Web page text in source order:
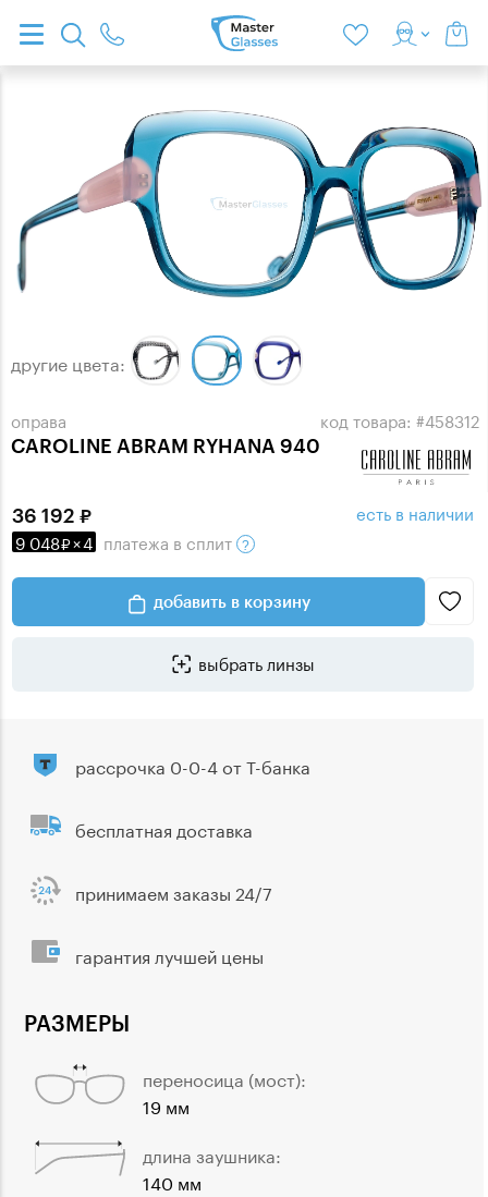
оправа
CAROLINE ABRAM RYHANA 940
код товара: #458312
другие цвета:
36 192
9 048 ×4 платежа в сплит
есть в наличии
добавить в корзину
выбрать линзы
РАЗМЕРЫ
переносица (мост):
19 мм
длина заушника:
140 мм
рассрочка 0-0-4 от Т-банка
бесплатная доставка
принимаем заказы 24/7
гарантия лучшей цены